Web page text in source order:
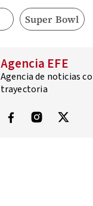
Super Bowl
Agencia EFE
Agencia de noticias
trayectoria